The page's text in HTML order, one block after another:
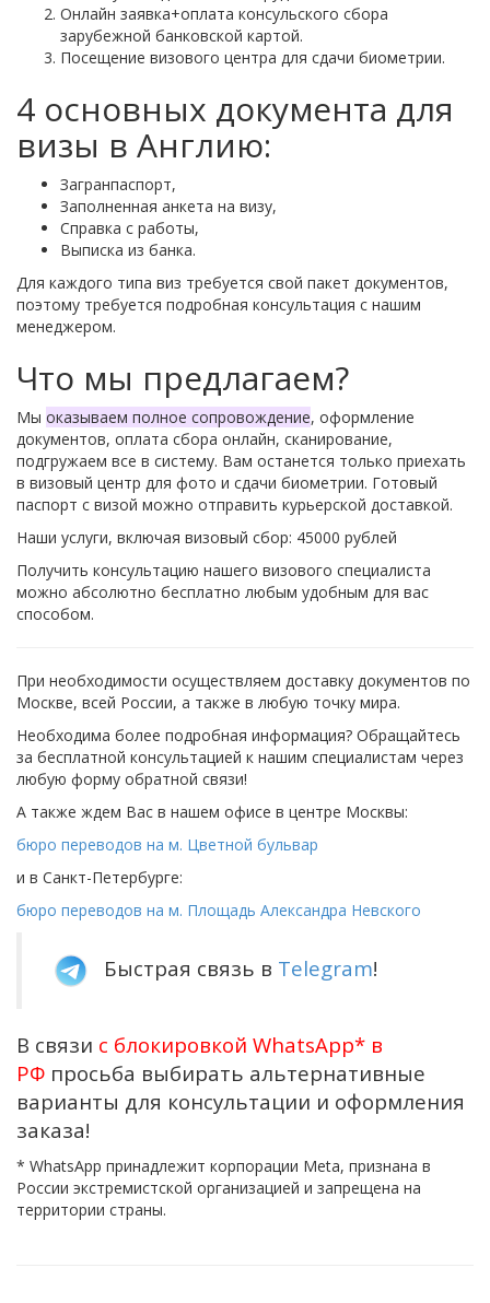
Онлайн заявка+оплата консульского сбора
зарубежной банковской картой.
Посещение визового центра для сдачи биометрии.
4 основных документа для
визы в Англию:
Загранпаспорт,
Заполненная анкета на визу,
Справка с работы,
Выписка из банка.
Для каждого типа виз требуется свой пакет документов,
поэтому требуется подробная консультация с нашим
менеджером.
Что мы предлагаем?
Мы оказываем полное сопровождение, оформление
документов, оплата сбора онлайн, сканирование,
подгружаем все в систему. Вам останется только приехать
в визовый центр для фото и сдачи биометрии. Готовый
паспорт с визой можно отправить курьерской доставкой.
Наши услуги, включая визовый сбор: 45000 рублей
Получить консультацию нашего визового специалиста
можно абсолютно бесплатно любым удобным для вас
способом.
При необходимости осуществляем доставку документов по
Москве, всей России, а также в любую точку мира.
Необходима более подробная информация? Обращайтесь
за бесплатной консультацией к нашим специалистам через
любую форму обратной связи!
А также ждем Вас в нашем офисе в центре Москвы:
бюро переводов на м. Цветной бульвар
и в Санкт-Петербурге:
бюро переводов на м. Площадь Александра Невского
Быстрая связь в Telegram!
В связи с блокировкой WhatsApp* в
РФ просьба выбирать альтернативные
варианты для консультации и оформления
заказа!
* WhatsApp принадлежит корпорации Meta, признана в
России экстремистской организацией и запрещена на
территории страны.